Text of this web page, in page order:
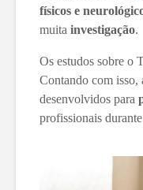
físicos e
muita investigação.
Os estudos sobre o
Contando com isso,
desenvolvidos para
profissionais durante